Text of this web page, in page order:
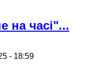
на часі"...
- 18:59